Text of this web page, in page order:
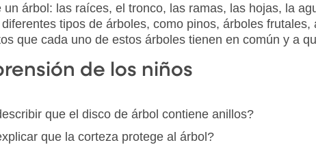
árbol: las raíces, el tronco, las ramas, las hojas, la
tipos de árboles, como pinos, árboles
que cada uno de estos árboles tienen en común y a
de los niños
que el disco de árbol contiene anillos?
que la corteza protege al árbol?